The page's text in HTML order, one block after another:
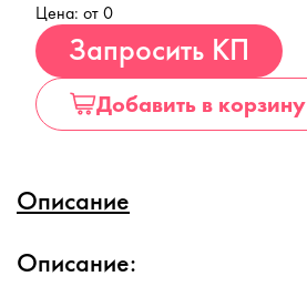
Цена: от 0
Запросить КП
Добавить в корзину
Описание
Описание: